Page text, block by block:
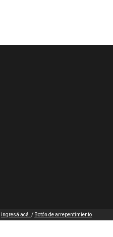
ingresá acá. / Botón de arrepentimiento